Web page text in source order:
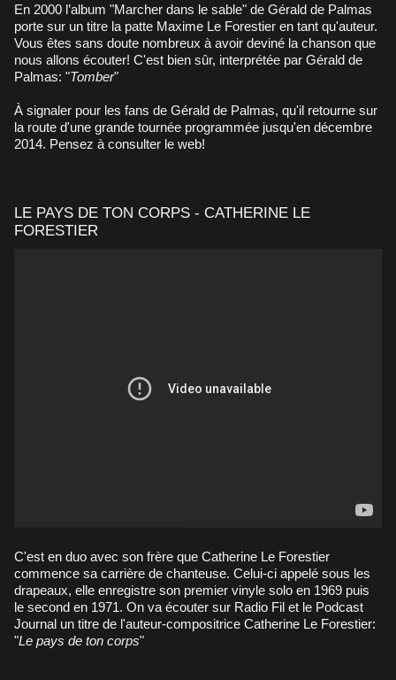
En 2000 l’album "Marcher dans le sable" de Gérald de Palmas
porte sur un titre la patte Maxime Le Forestier en tant qu'auteur.
Vous êtes sans doute nombreux à avoir deviné la chanson que
nous allons écouter! C'est bien sûr, interprétée par Gérald de
Palmas: "Tomber"
À signaler pour les fans de Gérald de Palmas, qu'il retourne sur
la route d'une grande tournée programmée jusqu'en décembre
2014. Pensez à consulter le web!
LE PAYS DE TON CORPS - CATHERINE LE
FORESTIER
C'est en duo avec son frère que Catherine Le Forestier
commence sa carrière de chanteuse. Celui-ci appelé sous les
drapeaux, elle enregistre son premier vinyle solo en 1969 puis
le second en 1971. On va écouter sur Radio Fil et le Podcast
Journal un titre de l'auteur-compositrice Catherine Le Forestier:
"Le pays de ton corps"